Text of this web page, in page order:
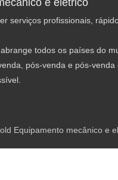
e elétrico
serviços profissionais,
todos os países do
pós-venda e pós-
Equipamento mecânico e